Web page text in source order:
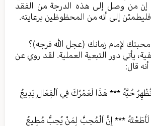
إن من وصل إلى هذه الدرجة من الفقد
فليطمئن إلى أنه من المحظوظين برعايته.
لإمام زمانك (عجل الله فرجه)؟
يأتي دور التبعية العملية. لقد روي عن
قال:
حُبَّهُ *** هَذَا لَعَمْرُكَ فِي اَلْفِعَالِ بَدِيعُ
لَأَطَعْتَهُ *** إِنَّ اَلْمُحِبَّ لِمَنْ يُحِبُّ مُطِيعُ